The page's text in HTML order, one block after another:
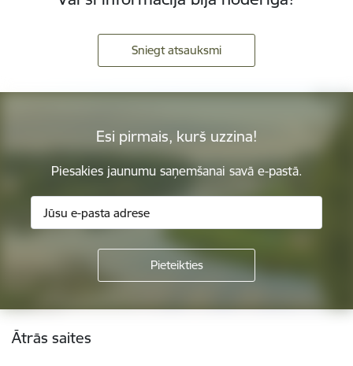
Sniegt atsauksmi
Esi pirmais, kurš uzzina!
Piesakies jaunumu saņemšanai savā e-pastā.
Kājene
Ātrās saites